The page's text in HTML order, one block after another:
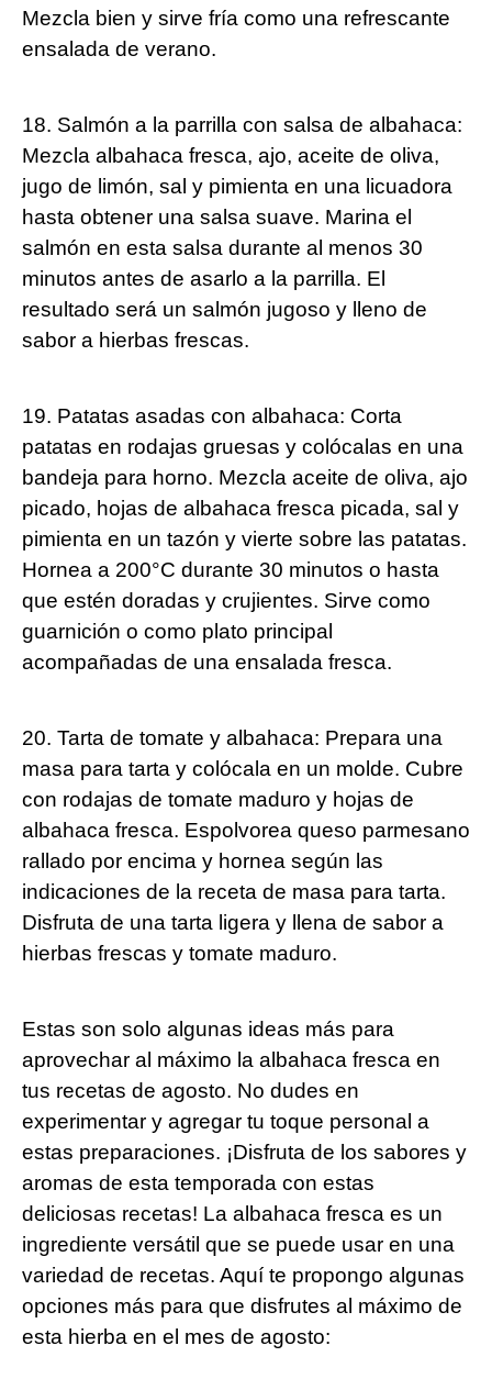
Mezcla bien y sirve fría como una refrescante
ensalada de verano.
18. Salmón a la parrilla con salsa de albahaca:
Mezcla albahaca fresca, ajo, aceite de oliva,
jugo de limón, sal y pimienta en una licuadora
hasta obtener una salsa suave. Marina el
salmón en esta salsa durante al menos 30
minutos antes de asarlo a la parrilla. El
resultado será un salmón jugoso y lleno de
sabor a hierbas frescas.
19. Patatas asadas con albahaca: Corta
patatas en rodajas gruesas y colócalas en una
bandeja para horno. Mezcla aceite de oliva, ajo
picado, hojas de albahaca fresca picada, sal y
pimienta en un tazón y vierte sobre las patatas.
Hornea a 200°C durante 30 minutos o hasta
que estén doradas y crujientes. Sirve como
guarnición o como plato principal
acompañadas de una ensalada fresca.
20. Tarta de tomate y albahaca: Prepara una
masa para tarta y colócala en un molde. Cubre
con rodajas de tomate maduro y hojas de
albahaca fresca. Espolvorea queso parmesano
rallado por encima y hornea según las
indicaciones de la receta de masa para tarta.
Disfruta de una tarta ligera y llena de sabor a
hierbas frescas y tomate maduro.
Estas son solo algunas ideas más para
aprovechar al máximo la albahaca fresca en
tus recetas de agosto. No dudes en
experimentar y agregar tu toque personal a
estas preparaciones. ¡Disfruta de los sabores y
aromas de esta temporada con estas
deliciosas recetas! La albahaca fresca es un
ingrediente versátil que se puede usar en una
variedad de recetas. Aquí te propongo algunas
opciones más para que disfrutes al máximo de
esta hierba en el mes de agosto: